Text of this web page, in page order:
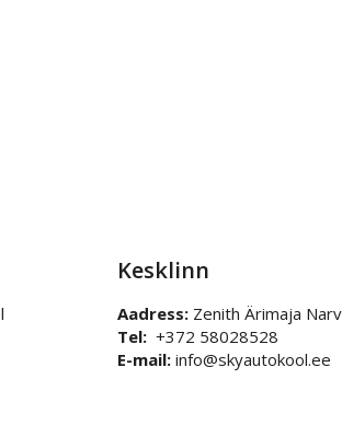
Kesklinn
Aadress: Zenith Ärimaja
Tel: +372 58028528
E-mail: info@skyautokool.ee